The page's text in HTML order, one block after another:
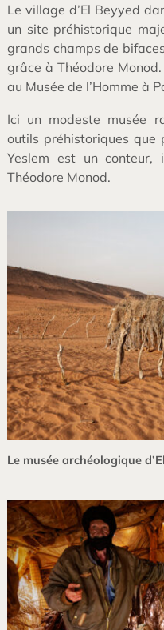
Le village d’El Beyyed
un site préhistorique
grands champs de
grâce à Théodore
au Musée de l’Homme à
Ici un modeste musée
outils préhistoriques que
Yeslem est un conteur,
Théodore Monod.
Le musée archéologique